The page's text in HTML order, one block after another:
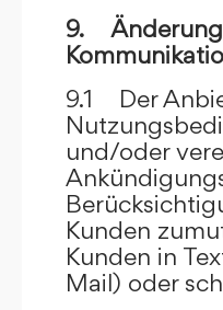
9.
9.1 Der
und/oder
Kunden
Kunden in
Mail) oder